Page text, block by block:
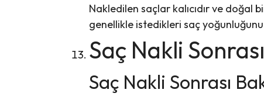
Nakledilen saçlar kalıcıdır ve
genellikle istedikleri saç
Saç Nakli
Saç Nakli Sonrası